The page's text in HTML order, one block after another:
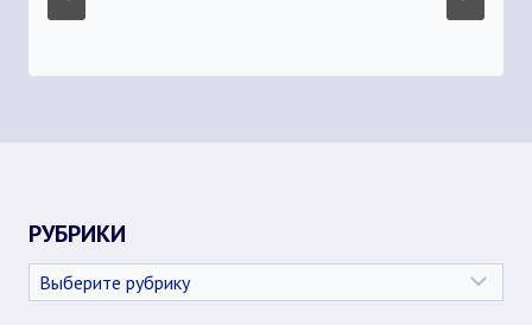
РУБРИКИ
Рубрики